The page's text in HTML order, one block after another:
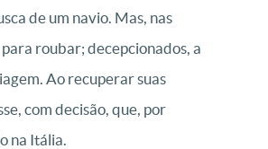
de um navio. Mas, nas
roubar; decepcionados, a
Ao recuperar suas
com decisão, que, por
na Itália.